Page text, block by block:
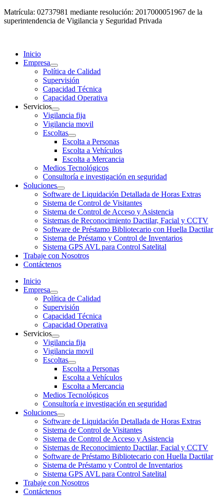
Matrícula: 02737981 mediante resolución: 2017000051967 de la
superintendencia de Vigilancia y Seguridad Privada
Inicio
Empresa
Política de Calidad
Supervisión
Capacidad Técnica
Capacidad Operativa
Servicios
Vigilancia fija
Vigilancia movil
Escoltas
Escolta a Personas
Escolta a Vehículos
Escolta a Mercancia
Medios Tecnológicos
Consultoría e investigación en seguridad
Soluciones
Software de Liquidación Detallada de Horas Extras
Sistema de Control de Visitantes
Sistema de Control de Acceso y Asistencia
Sistemas de Reconocimiento Dactilar, Facial y CCTV
Software de Préstamo Bibliotecario con Huella Dactilar
Sistema de Préstamo y Control de Inventarios
Sistema GPS AVL para Control Satelital
Trabaje con Nosotros
Contáctenos
Inicio
Empresa
Política de Calidad
Supervisión
Capacidad Técnica
Capacidad Operativa
Servicios
Vigilancia fija
Vigilancia movil
Escoltas
Escolta a Personas
Escolta a Vehículos
Escolta a Mercancia
Medios Tecnológicos
Consultoría e investigación en seguridad
Soluciones
Software de Liquidación Detallada de Horas Extras
Sistema de Control de Visitantes
Sistema de Control de Acceso y Asistencia
Sistemas de Reconocimiento Dactilar, Facial y CCTV
Software de Préstamo Bibliotecario con Huella Dactilar
Sistema de Préstamo y Control de Inventarios
Sistema GPS AVL para Control Satelital
Trabaje con Nosotros
Contáctenos